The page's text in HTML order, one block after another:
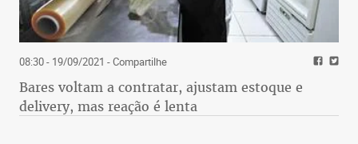
08:30 - 19/09/2021 - Compartilhe
Bares voltam a contratar, ajustam estoque e
delivery, mas reação é lenta